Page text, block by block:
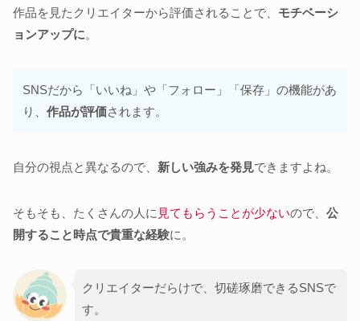
作品を見たクリエイターから評価されることで、 モチベーシ
ョンアップに。
SNSだから「いいね」や「フォロー」「保存」の機能があ
り、 作品が評価されます。
自分の視点と異なるので、 新しい強みを発見できますよね。
そもそも、たくさんの人に 見てもらうことが少ないので、 公
開すること時点で貴重な経験に。
クリエイターだらけで、切磋琢磨できるSNSで
す。